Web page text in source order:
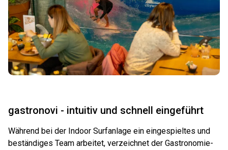
gastronovi - intuitiv und schnell eingeführt
Während bei der Indoor Surfanlage ein eingespieltes und
beständiges Team arbeitet, verzeichnet der Gastronomie-